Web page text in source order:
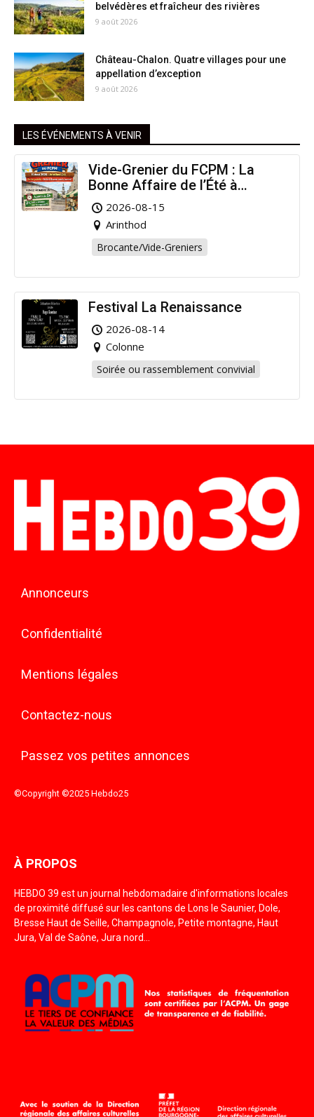
belvédères et fraîcheur des rivières
9 août 2026
Château-Chalon. Quatre villages pour une
appellation d’exception
9 août 2026
LES ÉVÉNEMENTS À VENIR
Vide-Grenier du FCPM : La
Bonne Affaire de l’Été à
Arinthod !
2026-08-15
Arinthod
Brocante/Vide-Greniers
Festival La Renaissance
2026-08-14
Colonne
Soirée ou rassemblement convivial